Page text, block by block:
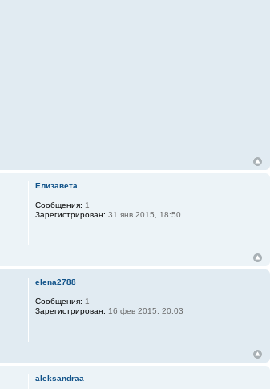
Елизавета
Сообщения: 1
Зарегистрирован: 31 янв 2015, 18:50
elena2788
Сообщения: 1
Зарегистрирован: 16 фев 2015, 20:03
aleksandraa